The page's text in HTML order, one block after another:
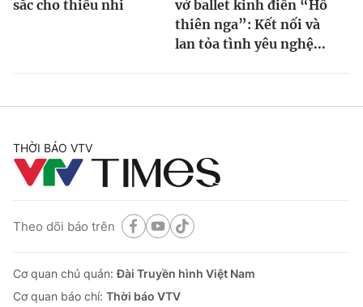
sắc cho thiếu nhi
vở ballet kinh điển “Hồ
thiên nga”: Kết nối và
lan tỏa tình yêu nghệ...
THỜI BÁO VTV
Theo dõi báo trên
Cơ quan chủ quản:Đài Truyền hình Việt Nam
Cơ quan báo chí: Thời báo VTV